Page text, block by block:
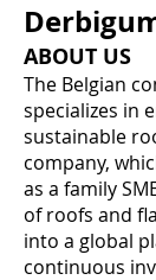
ABOUT US
The Belgian
specializes in
sustainable
company,
as a family
of roofs and
into a global
continuous